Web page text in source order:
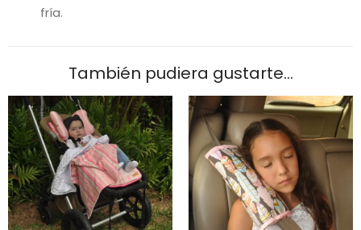
fría.
También pudiera gustarte...